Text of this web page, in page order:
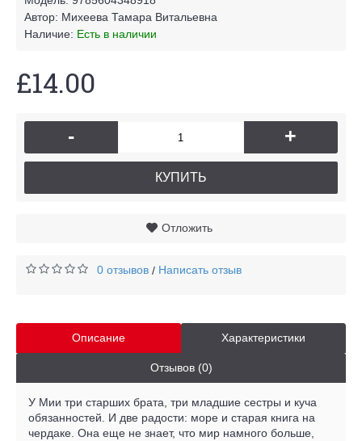
Автор: Михеева Тамара Витальевна
Наличие: Есть в наличии
£14.00
- +
КУПИТЬ
Отложить
0 отзывов / Написать отзыв
Описание Характеристики
Отзывов (0)
У Мии три старших брата, три младшие сестры и куча
обязанностей. И две радости: море и старая книга на
чердаке. Она еще не знает, что мир намного больше,